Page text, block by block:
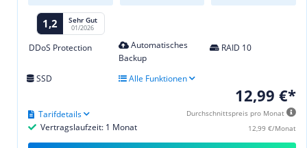
1,2 Sehr Gut
01/2026
DDoS Protection
Automatisches
Backup
RAID 10
SSD Alle Funktionen
12,99 €*
Durchschnittspreis pro Monat
12,99 €/Monat
Vertragslaufzeit: 1 Monat
Tarifdetails